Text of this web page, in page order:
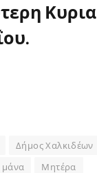
Δήμος Χαλκιδέων
μάνα Μητέρα